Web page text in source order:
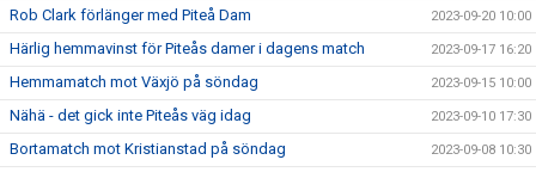
Rob Clark förlänger med Piteå Dam 2023-09-20 10:00
Härlig hemmavinst för Piteås damer i dagens match 2023-09-17 16:20
Hemmamatch mot Växjö på söndag 2023-09-15 10:00
Nähä - det gick inte Piteås väg idag 2023-09-10 17:30
Bortamatch mot Kristianstad på söndag 2023-09-08 10:30